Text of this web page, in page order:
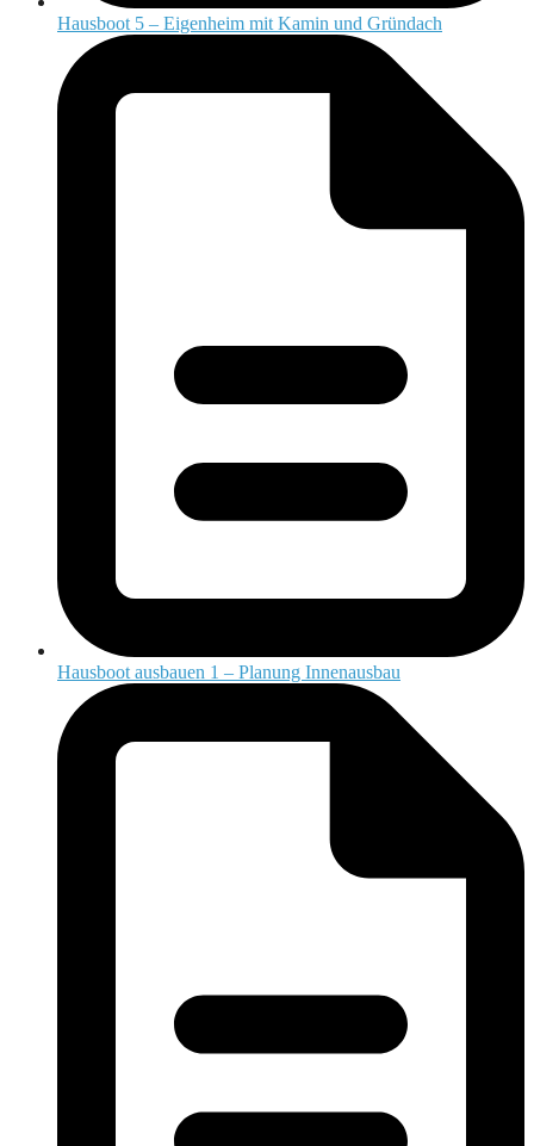
Hausboot 5 – Eigenheim mit Kamin und Gründach
Hausboot ausbauen 1 – Planung Innenausbau